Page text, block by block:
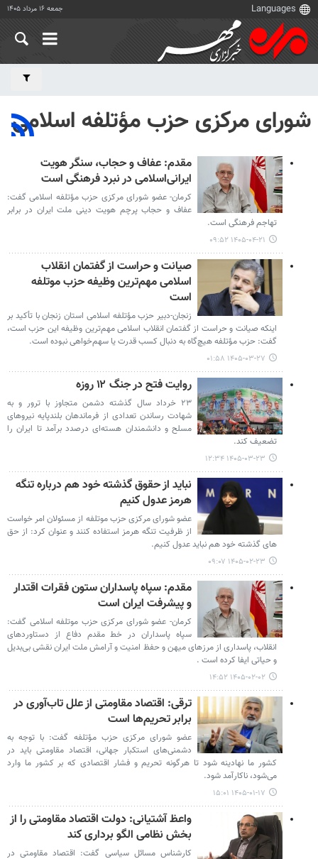
جمعه ۱۶ مرداد ۱۴۰۵
شورای مرکزی حزب مؤتلفه اسلامی
مقدم: عفاف و حجاب، سنگر هویت
ایرانی‌اسلامی در نبرد فرهنگی است
کرمان- عضو شورای مرکزی حزب مؤتلفه اسلامی گفت:
عفاف و حجاب پرچم هویت دینی ملت ایران در برابر
تهاجم فرهنگی است.
۱۴۰۵-۰۴-۲۱ ۰۹:۵۲
صیانت و حراست از گفتمان انقلاب
اسلامی مهم‌ترین وظیفه حزب موتلفه
است
زنجان-دبیر حزب مؤتلفه اسلامی استان زنجان با تأکید بر
اینکه صیانت و حراست از گفتمان انقلاب اسلامی مهم‌ترین وظیفه این حزب است،
گفت: حزب مؤتلفه هیچ‌گاه به دنبال کسب قدرت یا سهم‌خواهی نبوده است.
۱۴۰۵-۰۳-۲۷ ۰۱:۵۸
روایت فتح در جنگ ۱۲ روزه
۲۳ خرداد سال گذشته دشمن متجاوز با ترور و به
شهادت رساندن تعدادی از فرماندهان بلندپایه نیروهای
مسلح و دانشمندان هسته‌ای درصدد برآمد تا ایران را
تضعیف کند.
۱۴۰۵-۰۳-۲۳ ۱۲:۳۴
نباید از حقوق گذشته خود هم درباره تنگه
هرمز عدول کنیم
عضو شورای مرکزی حزب موتلفه از مسئولان امر خواست
از ظرفیت تنگه هرمز استفاده کنند و عنوان کرد: از حق
های گذشته خود هم نباید عدول کنیم.
۱۴۰۵-۰۲-۲۳ ۰۹:۰۷
مقدم: سپاه پاسداران ستون فقرات اقتدار
و پیشرفت ایران است
کرمان- عضو شورای مرکزی حزب موتلفه اسلامی گفت:
سپاه پاسداران در خط مقدم دفاع از دستاوردهای
انقلاب، پاسداری از مرزهای میهن و حفظ امنیت و آرامش ملت ایران نقشی بی‌بدیل
و حیاتی ایفا کرده است .
۱۴۰۵-۰۲-۰۲ ۱۴:۵۲
ترقی: اقتصاد مقاومتی از علل تاب‌آوری در
برابر تحریم‌ها است
عضو شورای مرکزی حزب مؤتلفه گفت: با توجه به
دشمنی‌های استکبار جهانی، اقتصاد مقاومتی باید در
کشور ما نهادینه شود تا هرگونه تحریم و فشار اقتصادی که بر کشور ما وارد
می‌شود، ناکارآمد شود.
۱۴۰۵-۰۱-۱۷ ۱۵:۰۱
واعظ آشتیانی: دولت اقتصاد مقاومتی را از
بخش نظامی الگو برداری کند
کارشناس مسائل سیاسی گفت: اقتصاد مقاومتی در